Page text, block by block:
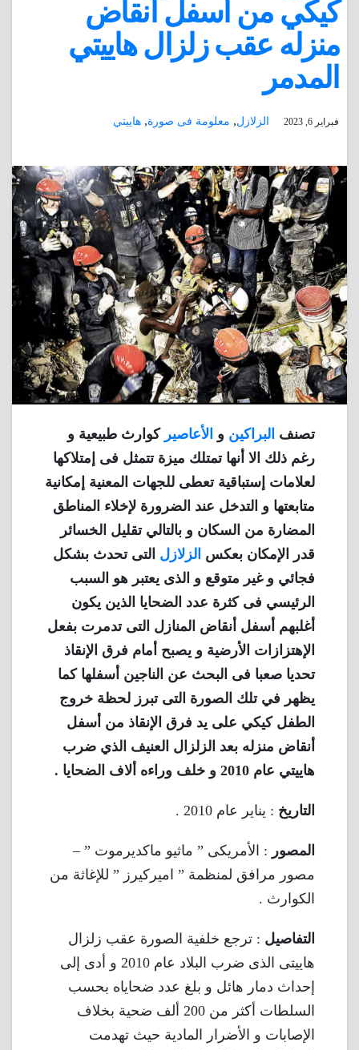
كيكي من أسفل أنقاض
منزله عقب زلزال هاييتي
المدمر
فبراير 6, 2023 الزلازل, معلومة فى صورة, هاييتي
تصنف البراكين و الأعاصير كوارث طبيعية و
رغم ذلك الا أنها تمتلك ميزة تتمثل فى إمتلاكها
لعلامات إستباقية تعطى للجهات المعنية إمكانية
متابعتها و التدخل عند الضرورة لإخلاء المناطق
المضارة من السكان و بالتالي تقليل الخسائر
قدر الإمكان بعكس الزلازل التى تحدث بشكل
فجائي و غير متوقع و الذى يعتبر هو السبب
الرئيسي فى كثرة عدد الضحايا الذين يكون
أغلبهم أسفل أنقاض المنازل التى تدمرت بفعل
الإهتزازات الأرضية و يصبح أمام فرق الإنقاذ
تحديا صعبا فى البحث عن الناجين أسفلها كما
يظهر في تلك الصورة التى تبرز لحظة خروج
الطفل كيكي على يد فرق الإنقاذ من أسفل
أنقاض منزله بعد الزلزال العنيف الذي ضرب
هاييتي عام 2010 و خلف وراءه ألاف الضحايا .
التاريخ : يناير عام 2010 .
المصور : الأمريكى ” ماثيو ماكديرموت ” –
مصور مرافق لمنظمة ” اميركيرز ” للإغاثة من
الكوارث .
التفاصيل : ترجع خلفية الصورة عقب زلزال
هاييتى الذى ضرب البلاد عام 2010 و أدى إلى
إحداث دمار هائل و بلغ عدد ضحاياه بحسب
السلطات أكثر من 200 ألف ضحية بخلاف
الإصابات و الأضرار المادية حيث تهدمت